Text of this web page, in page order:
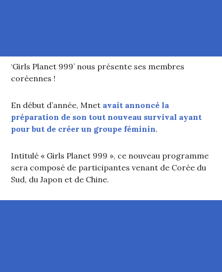
‘Girls Planet 999’ nous présente ses membres
coréennes !
En début d’année, Mnet avait annoncé la
préparation de son tout nouveau survival ayant
pour but de créer un groupe féminin.
Intitulé « Girls Planet 999 », ce nouveau programme
sera composé de participantes venant de Corée du
Sud, du Japon et de Chine.